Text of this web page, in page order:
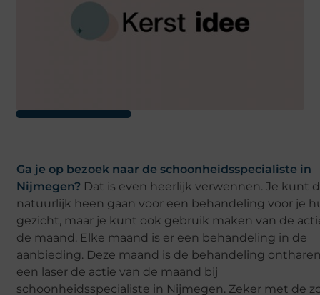
Ga je op bezoek naar de schoonheidsspecialiste in
Nijmegen? Dat is even heerlijk verwennen. Je kunt
natuurlijk heen gaan voor een behandeling voor je
gezicht, maar je kunt ook gebruik maken van de
de maand. Elke maand is er een behandeling in de
aanbieding. Deze maand is de behandeling
een laser de actie van de maand bij
schoonheidsspecialiste in Nijmegen. Zeker met de